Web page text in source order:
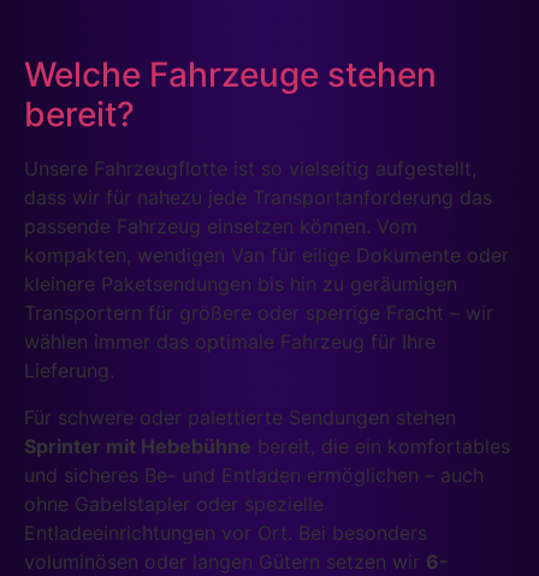
Welche Fahrzeuge stehen
bereit?
Unsere Fahrzeugflotte ist so vielseitig aufgestellt,
dass wir für nahezu jede Transportanforderung das
passende Fahrzeug einsetzen können. Vom
kompakten, wendigen Van für eilige Dokumente oder
kleinere Paketsendungen bis hin zu geräumigen
Transportern für größere oder sperrige Fracht – wir
wählen immer das optimale Fahrzeug für Ihre
Lieferung.
Für schwere oder palettierte Sendungen stehen
Sprinter mit Hebebühne bereit, die ein komfortables
und sicheres Be- und Entladen ermöglichen – auch
ohne Gabelstapler oder spezielle
Entladeeinrichtungen vor Ort. Bei besonders
voluminösen oder langen Gütern setzen wir 6-